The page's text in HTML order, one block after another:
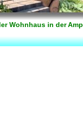
Wohnhaus in der